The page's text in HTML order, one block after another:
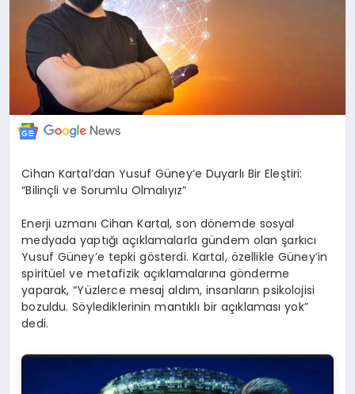
Cihan Kartal’dan Yusuf Güney’e Duyarlı Bir Eleştiri:
“Bilinçli ve Sorumlu Olmalıyız”
Enerji uzmanı Cihan Kartal, son dönemde sosyal
medyada yaptığı açıklamalarla gündem olan şarkıcı
Yusuf Güney’e tepki gösterdi. Kartal, özellikle Güney’in
spiritüel ve metafizik açıklamalarına gönderme
yaparak, “Yüzlerce mesaj aldım, insanların psikolojisi
bozuldu. Söylediklerinin mantıklı bir açıklaması yok”
dedi.